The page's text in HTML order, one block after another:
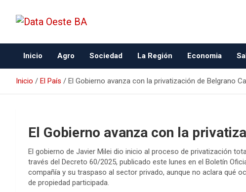
Data Oeste BA
Inicio Agro Sociedad La Región Economia
Inicio El País El Gobierno avanza con la privatización de Belgrano
El Gobierno avanza con la
El gobierno de Javier Milei dio inicio al proceso de privatización
través del Decreto 60/2025, publicado este lunes en el Boletín
compañía y su traspaso al sector privado, aunque no aclara qué
de propiedad participada.